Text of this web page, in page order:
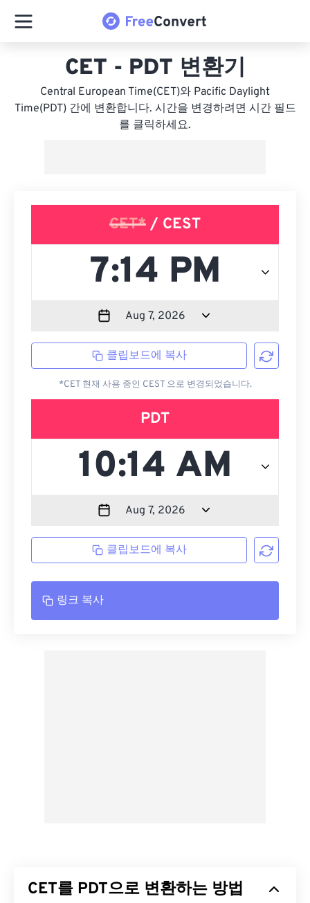
CET - PDT 변환기
Central European Time(CET)와 Pacific Daylight
Time(PDT) 간에 변환합니다. 시간을 변경하려면 시간 필드
를 클릭하세요.
CET* / CEST
클립보드에 복사
*CET 현재 사용 중인 CEST 으로 변경되었습니다.
PDT
클립보드에 복사
링크 복사
CET를 PDT으로 변환하는 방법